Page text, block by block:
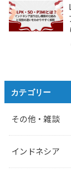
カテゴリー
その他・雑談
インドネシア